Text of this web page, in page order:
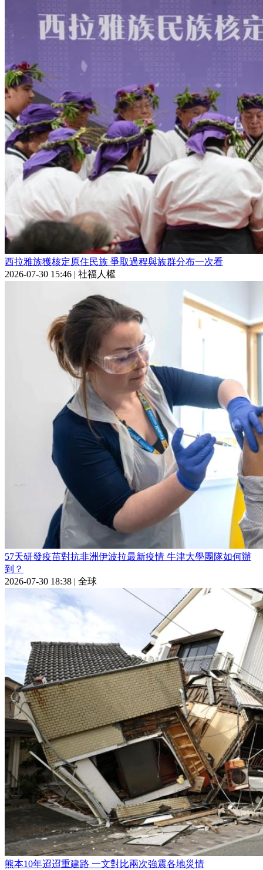
西拉雅族獲核定原住民族 爭取過程與族群分布一次看
2026-07-30 15:46 | 社福人權
57天研發疫苗對抗非洲伊波拉最新疫情 牛津大學團隊如何辦
到？
2026-07-30 18:38 | 全球
熊本10年迢迢重建路 一文對比兩次強震各地災情